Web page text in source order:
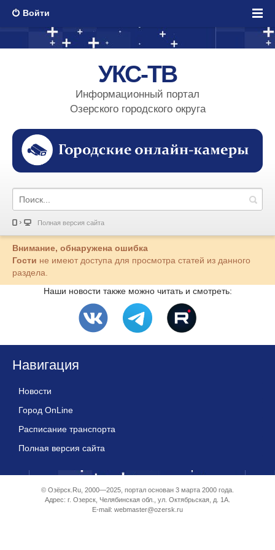
Войти
УКС-ТВ
Информационный портал
Озерского городского округа
Полная версия сайта
Внимание, обнаружена ошибка
Гости не имеют доступа для просмотра статей из данного
раздела.
Наши новости также можно читать и смотреть:
Навигация
Новости
Город OnLine
Расписание транспорта
Полная версия сайта
© Озёрск.Ru, 2000—2025, портал основан 3 марта 2000 года.
Адрес: г. Озерск, Челябинская обл., ул. Октябрьская, д. 1А.
E-mail: webmaster@ozersk.ru